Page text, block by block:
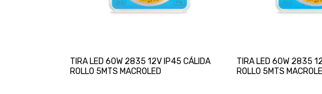
TIRA LED 60W 2835 12V IP45 CÁLIDA
ROLLO 5MTS MACROLED
TIRA LED 60W 2835
ROLLO 5MTS